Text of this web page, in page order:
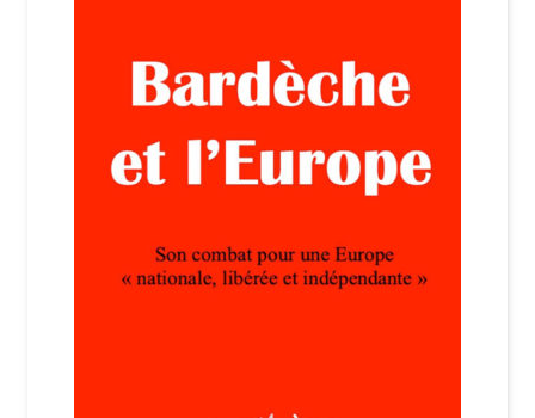
Qui sommes-nous ?
Soutien à Philippe Randa